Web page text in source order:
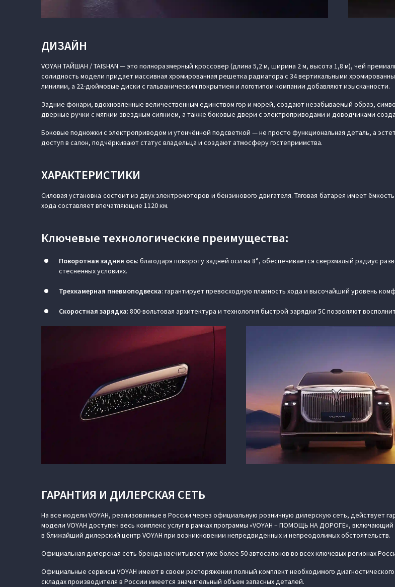
ДИЗАЙН
VOYAH ТАЙШАН / TAISHAN — это полноразмерный кроссовер (длина 5,2 м, ширина 2 м, высота 1,8 м), чей
солидность модели придает массивная хромированная решетка радиатора с 34 вертикальными
линиями, а 22-дюймовые диски с гальваническим покрытием и логотипом компании добавляют изысканности.
Задние фонари, вдохновленные величественным единством гор и морей, создают незабываемый образ,
дверные ручки с мягким звездным сиянием, а также боковые двери с электроприводами и доводчиками
Боковые подножки с электроприводом и утончённой подсветкой — не просто функциональная деталь, а
доступ в салон, подчёркивают статус владельца и создают атмосферу гостеприимства.
ХАРАКТЕРИСТИКИ
Силовая установка состоит из двух электромоторов и бензинового двигателя. Тяговая батарея имеет
хода составляет впечатляющие 1120 км.
Ключевые технологические преимущества:
Поворотная задняя ось: благодаря повороту задней оси на 8°, обеспечивается сверхмалый радиус
стесненных условиях.
Трехкамерная пневмоподвеска: гарантирует превосходную плавность хода и высочайший уровень
Скоростная зарядка: 800-вольтовая архитектура и технология быстрой зарядки 5C позволяют
ГАРАНТИЯ И ДИЛЕРСКАЯ СЕТЬ
На все модели VOYAH, реализованные в России через официальную розничную дилерскую сеть, действует
модели VOYAH доступен весь комплекс услуг в рамках программы «VOYAH – ПОМОЩЬ НА ДОРОГЕ»,
в ближайший дилерский центр VOYAH при возникновении непредвиденных и непреодолимых обстоятельств.
Официальная дилерская сеть бренда насчитывает уже более 50 автосалонов во всех ключевых регионах
Официальные сервисы VOYAH имеют в своем распоряжении полный комплект необходимого
складах производителя в России имеется значительный объем запасных деталей.